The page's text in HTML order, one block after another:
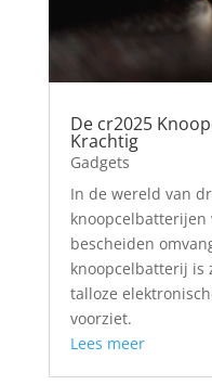
De cr2025
Krachtig
Gadgets
In de wereld van
knoopcelbatterijen
bescheiden
knoopcelbatterij is
talloze
voorziet.
Lees meer